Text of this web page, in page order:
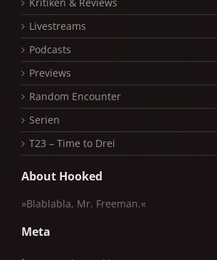
Livestreams
Podcasts
Previews
Random Encounter
Serien
T23 – Time to Drei
About Hooked
»Blablabla, Mr. Freeman.«
Meta